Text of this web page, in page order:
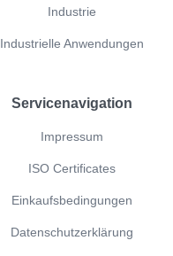
Industrie
Industrielle Anwendungen
Servicenavigation
Impressum
ISO Certificates
Einkaufsbedingungen
Datenschutzerklärung